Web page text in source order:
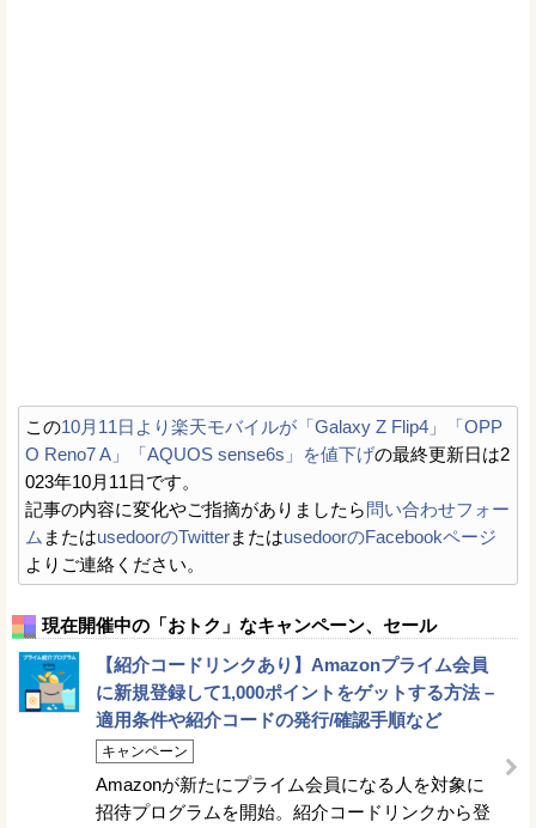
この10月11日より楽天モバイルが「Galaxy Z Flip4」「OPP
O Reno7 A」「AQUOS sense6s」を値下げの最終更新日は2
023年10月11日です。
記事の内容に変化やご指摘がありましたら問い合わせフォー
ム またはusedoorのTwitterまたはusedoorのFacebookページ
よりご連絡ください。
現在開催中の「おトク」なキャンペーン、セール
【紹介コードリンクあり】Amazonプライム会員
に新規登録して1,000ポイントをゲットする方法 –
適用条件や紹介コードの発行/確認手順など
キャンペーン
Amazonが新たにプライム会員になる人を対象に
招待プログラムを開始。紹介コードリンクから登